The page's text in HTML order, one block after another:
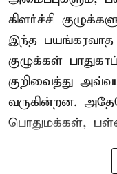
கிளர்ச்சி
இந்த பயங்கரவாத
குழுக்கள்
குறிவைத்து
வருகின்றன.
பொதுமக்கள்,